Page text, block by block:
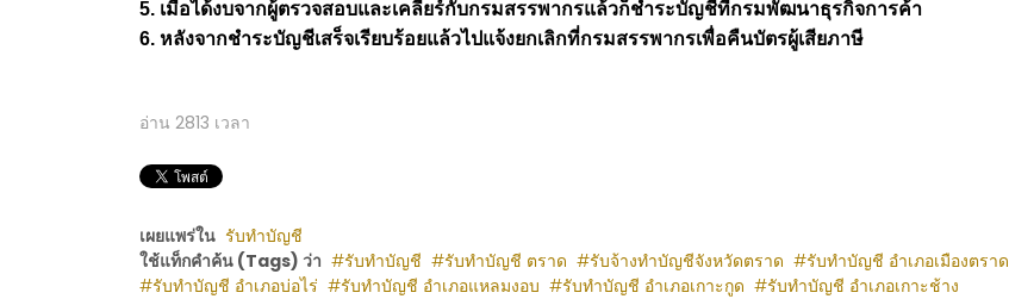
5. เมื่อได้งบจากผู้ตรวจสอบและเคลียร์กับกรมสรรพากรแล้วก็ชำระบัญชีที่กรมพัฒนาธุรกิจการค้า
6. หลังจากชำระบัญชีเสร็จเรียบร้อยแล้วไปแจ้งยกเลิกที่กรมสรรพากรเพื่อคืนบัตรผู้เสียภาษี
อ่าน 2813 เวลา
เผยแพร่ใน รับทำบัญชี
ใช้แท็กคำค้น (Tags) ว่า
รับทำบัญชี รับทำบัญชี ตราด รับจ้างทำบัญชีจังหวัดตราด รับทำบัญชี อำเภอเมืองตราด
รับทำบัญชี อำเภอบ่อไร่
รับทำบัญชี อำเภอแหลมงอบ รับทำบัญชี อำเภอเกาะกูด รับทำบัญชี อำเภอเกาะช้าง